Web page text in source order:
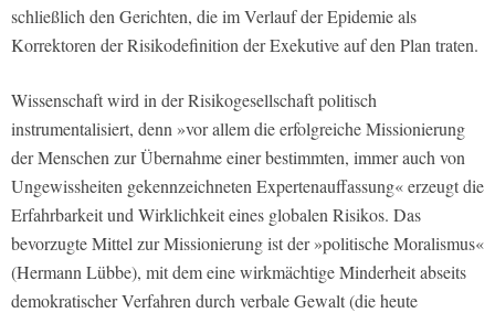
schließlich den Gerichten, die im Verlauf der Epidemie als
Korrektoren der Risikodefinition der Exekutive auf den Plan traten.
Wissenschaft wird in der Risikogesellschaft politisch
instrumentalisiert, denn »vor allem die erfolgreiche Missionierung
der Menschen zur Übernahme einer bestimmten, immer auch von
Ungewissheiten gekennzeichneten Expertenauffassung« erzeugt die
Erfahrbarkeit und Wirklichkeit eines globalen Risikos. Das
bevorzugte Mittel zur Missionierung ist der »politische Moralismus«
(Hermann Lübbe), mit dem eine wirkmächtige Minderheit abseits
demokratischer Verfahren durch verbale Gewalt (die heute